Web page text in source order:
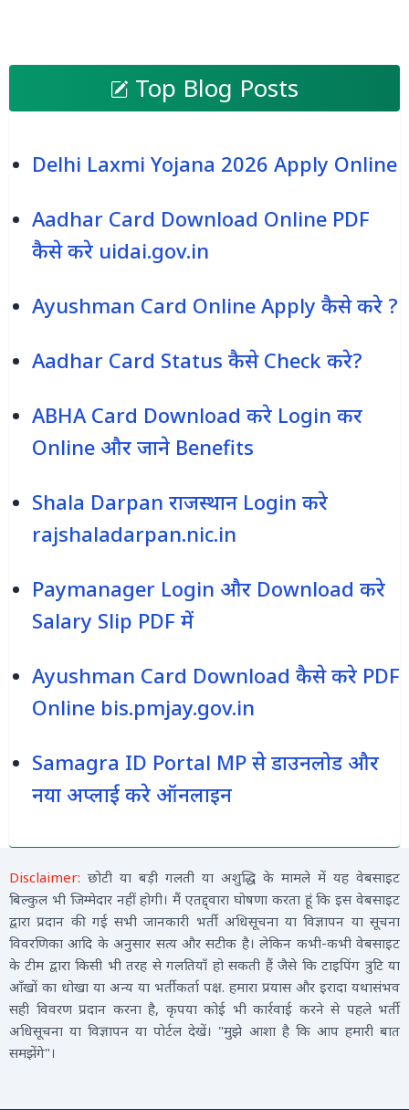
Top Blog Posts
Delhi Laxmi Yojana 2026 Apply Online
Aadhar Card Download Online PDF
कैसे करे uidai.gov.in
Ayushman Card Online Apply कैसे करे ?
Aadhar Card Status कैसे Check करे?
ABHA Card Download करे Login कर
Online और जाने Benefits
Shala Darpan राजस्‍थान Login करे
rajshaladarpan.nic.in
Paymanager Login और Download करे
Salary Slip PDF में
Ayushman Card Download कैसे करे PDF
Online bis.pmjay.gov.in
Samagra ID Portal MP से डाउनलोड और
नया अप्लाई करे ऑनलाइन
Disclaimer: छोटी या बड़ी गलती या अशुद्धि के मामले में यह वेबसाइट
बिल्कुल भी जिम्मेदार नहीं होगी। मैं एतद्द्वारा घोषणा करता हूं कि इस वेबसाइट
द्वारा प्रदान की गई सभी जानकारी भर्ती अधिसूचना या विज्ञापन या सूचना
विवरणिका आदि के अनुसार सत्य और सटीक है। लेकिन कभी-कभी वेबसाइट
के टीम द्वारा किसी भी तरह से गलतियाँ हो सकती हैं जैसे कि टाइपिंग त्रुटि या
आँखों का धोखा या अन्य या भर्तीकर्ता पक्ष. हमारा प्रयास और इरादा यथासंभव
सही विवरण प्रदान करना है, कृपया कोई भी कार्रवाई करने से पहले भर्ती
अधिसूचना या विज्ञापन या पोर्टल देखें। "मुझे आशा है कि आप हमारी बात
समझेंगे"।